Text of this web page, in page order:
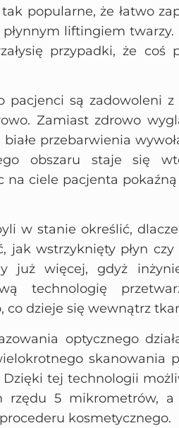
popularne, że łatwo
liftingiem
przypadki, że
pacjenci są zadowoleni
Zamiast zdrowo
przebarwienia
obszaru staje się
na ciele pacjenta
w stanie określić,
jak wstrzyknięty płyn
już więcej, gdyż
technologię
co dzieje się wewnątrz
optycznego
skanowania
Dzięki tej technologii
rzędu 5 mikrometrów,
kosmetycznego.